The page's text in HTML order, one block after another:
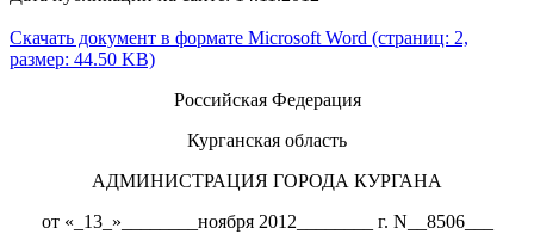
Скачать документ в формате Microsoft Word (страниц: 2,
размер: 44.50 KB)
Российская Федерация
Курганская область
АДМИНИСТРАЦИЯ ГОРОДА КУРГАНА
от «_13_»________ноября 2012________ г. N__8506___